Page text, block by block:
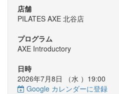
店舗
PILATES AXE 北谷店
プログラム
AXE Introductory
日時
2026年7月8日 （水 ）19:00
Google カレンダーに登録